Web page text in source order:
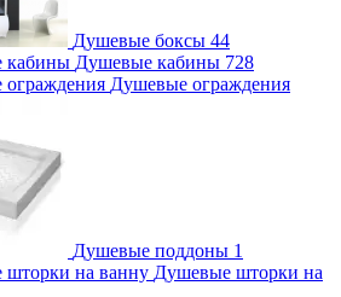
Душевые боксы 44
Душевые кабины 728
Душевые ограждения
Душевые поддоны 1
Душевые шторки на